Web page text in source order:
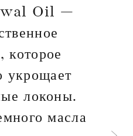
Oil —
которое
укрощает
локоны.
масла